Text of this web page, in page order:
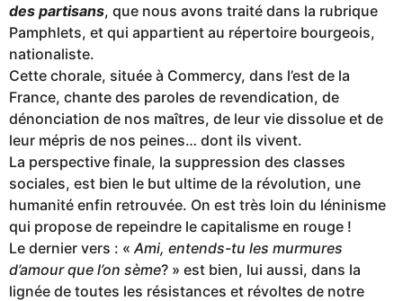
des partisans, que nous avons traité dans la rubrique
Pamphlets, et qui appartient au répertoire bourgeois,
nationaliste.
Cette chorale, située à Commercy, dans l’est de la
France, chante des paroles de revendication, de
dénonciation de nos maîtres, de leur vie dissolue et de
leur mépris de nos peines… dont ils vivent.
La perspective finale, la suppression des classes
sociales, est bien le but ultime de la révolution, une
humanité enfin retrouvée. On est très loin du léninisme
qui propose de repeindre le capitalisme en rouge !
Le dernier vers : « Ami, entends-tu les murmures
d’amour que l’on sème? » est bien, lui aussi, dans la
lignée de toutes les résistances et révoltes de notre